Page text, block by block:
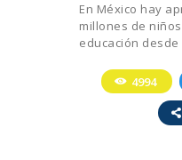
En México hay
millones de
educación
4994